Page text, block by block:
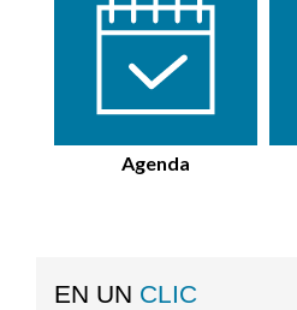
Agenda
EN UN CLIC